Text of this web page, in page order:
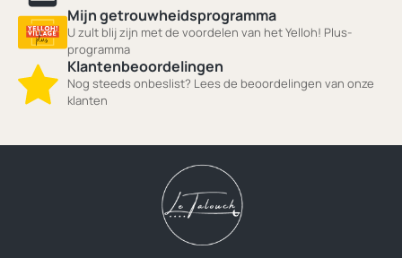
Mijn getrouwheidsprogramma
U zult blij zijn met de voordelen van het Yelloh! Plus-
programma
Klantenbeoordelingen
Nog steeds onbeslist? Lees de beoordelingen van onze
klanten